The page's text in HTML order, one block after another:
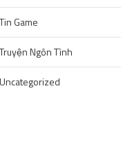
Tin Game
Truyện Ngôn Tình
Uncategorized